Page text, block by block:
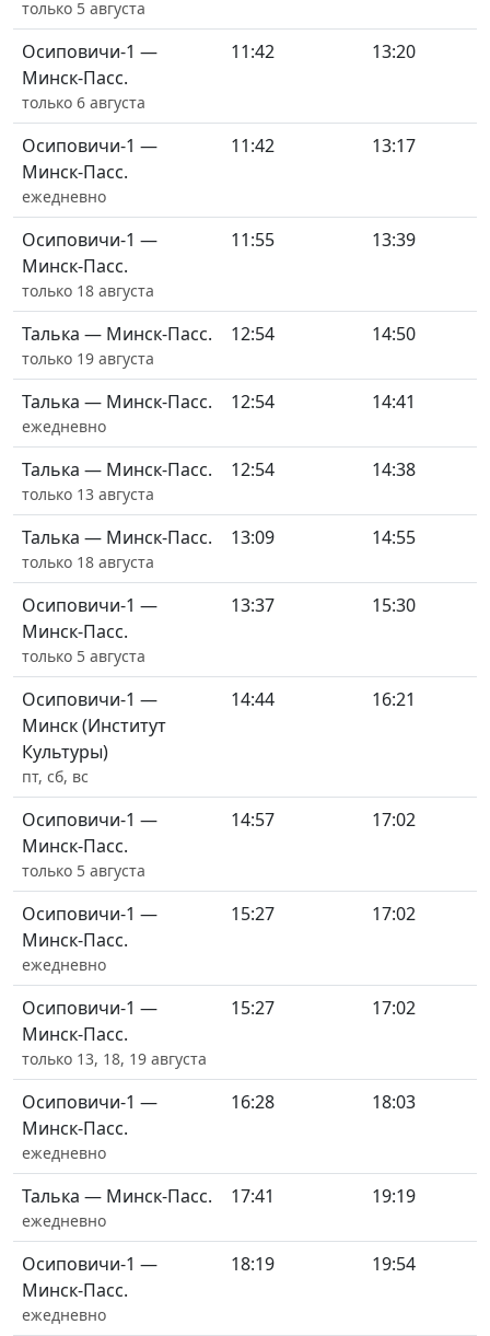
только 5 августа
Осиповичи-1 —
Минск-Пасс.
только 6 августа
11:42 13:20
Осиповичи-1 —
Минск-Пасс.
ежедневно
11:42 13:17
Осиповичи-1 —
Минск-Пасс.
только 18 августа
11:55 13:39
Талька — Минск-Пасс.
только 19 августа
12:54 14:50
Талька — Минск-Пасс.
ежедневно
12:54 14:41
Талька — Минск-Пасс.
только 13 августа
12:54 14:38
Талька — Минск-Пасс.
только 18 августа
13:09 14:55
Осиповичи-1 —
Минск-Пасс.
только 5 августа
13:37 15:30
Осиповичи-1 —
Минск (Институт
Культуры)
пт, сб, вс
14:44 16:21
Осиповичи-1 —
Минск-Пасс.
только 5 августа
14:57 17:02
Осиповичи-1 —
Минск-Пасс.
ежедневно
15:27 17:02
Осиповичи-1 —
Минск-Пасс.
только 13, 18, 19 августа
15:27 17:02
Осиповичи-1 —
Минск-Пасс.
ежедневно
16:28 18:03
Талька — Минск-Пасс.
ежедневно
17:41 19:19
Осиповичи-1 —
Минск-Пасс.
ежедневно
18:19 19:54